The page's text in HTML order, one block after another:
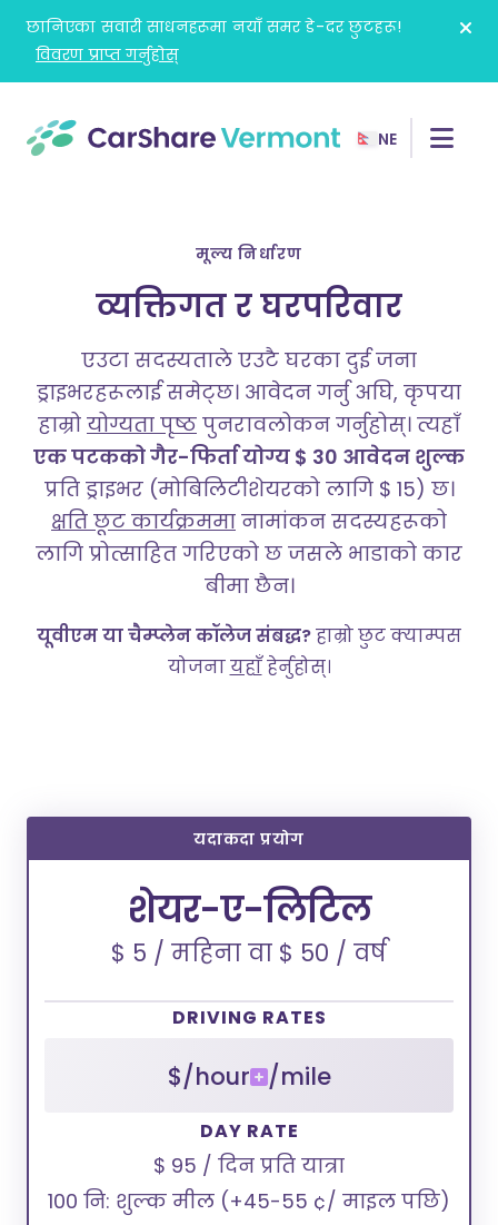
content
छानिएका सवारी साधनहरूमा नयाँ समर डे-दर छुटहरू!
विवरण प्राप्त गर्नुहोस्
NE
मूल्य निर्धारण
व्यक्तिगत र घरपरिवार
एउटा सदस्यताले एउटै घरका दुई जना
ड्राइभरहरूलाई समेट्छ। आवेदन गर्नु अघि, कृपया
हाम्रो योग्यता पृष्ठ पुनरावलोकन गर्नुहोस्। त्यहाँ
एक पटकको गैर-फिर्ता योग्य $ 30 आवेदन शुल्क
प्रति ड्राइभर (मोबिलिटीशेयरको लागि $ 15) छ।
क्षति छूट कार्यक्रममा नामांकन सदस्यहरूको
लागि प्रोत्साहित गरिएको छ जसले भाडाको कार
बीमा छैन।
यूवीएम या चैम्प्लेन कॉलेज संबद्ध?हाम्रो छुट क्याम्पस
योजनायहाँहेर्नुहोस्।
यदाकदा प्रयोग
शेयर-ए-लिटिल
$ 5 / महिना वा $ 50 / वर्ष
DRIVING RATES
$/hour /mile
DAY RATE
$ 95 / दिन प्रति यात्रा
100 नि: शुल्क मील (+45-55 ¢/ माइल पछि)